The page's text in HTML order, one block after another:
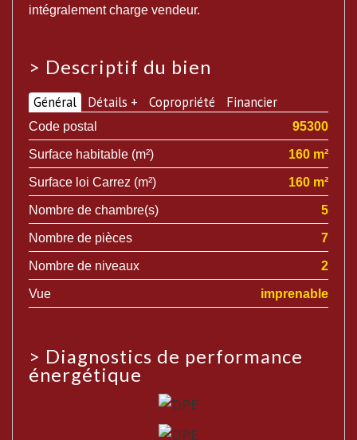
intégralement charge vendeur.
> Descriptif du bien
Général Détails + Copropriété Financier
Code postal
95300
Surface habitable (m²)
160 m²
Surface loi Carrez (m²)
160 m²
Nombre de chambre(s)
5
Nombre de pièces
7
Nombre de niveaux
2
Vue
imprenable
> Diagnostics de performance
énergétique